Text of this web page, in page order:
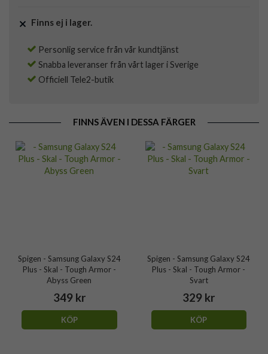
Finns ej i lager.
Personlig service från vår kundtjänst
Snabba leveranser från vårt lager i Sverige
Officiell Tele2-butik
FINNS ÄVEN I DESSA FÄRGER
Spigen - Samsung Galaxy S24
Plus - Skal - Tough Armor -
Abyss Green
349 kr
KÖP
Spigen - Samsung Galaxy S24
Plus - Skal - Tough Armor -
Svart
329 kr
KÖP